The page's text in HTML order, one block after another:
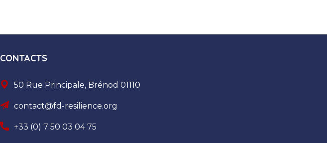
CONTACTS
50 Rue Principale, Brénod 01110
contact@fd-resilience.org
+33 (0) 7 50 03 04 75